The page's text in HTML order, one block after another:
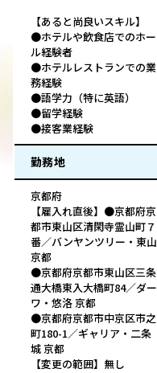
【あると尚良いスキル】
●ホテルや飲食店でのホー
ル経験者
●ホテルレストランでの業
務経験
●語学力（特に英語）
●留学経験
●接客業経験
勤務地
京都府
【雇入れ直後】●京都府京
都市東山区清閑寺霊山町７
番／バンヤンツリー・東山
京都
●京都府京都市東山区三条
通大橋東入大橋町84／ダー
ワ・悠洛 京都
●京都府京都市中京区市之
町180-1／ギャリア・二条
城 京都
【変更の範囲】無し